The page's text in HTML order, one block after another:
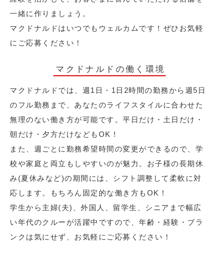
一緒に作りましょう。
マクドナルドはいつでもウェルカムです！ぜひお気軽
にご応募ください！
マクドナルドの働く環境
マクドナルドでは、週1日・1日2時間の勤務から週5日
のフル勤務まで、あなたのライフスタイルに合わせた
無理のない働き方が可能です。平日だけ・土日だけ・
朝だけ・夕方だけなどもOK！
また、週ごとに勤務希望時間の変更ができるので、学
校や家庭と両立もしやすいのが魅力。お子様の長期休
み(夏休みなど)の期間には、シフト調整して柔軟に対
応します。もちろん固定的な働き方もOK！
学生から主婦(夫)、外国人、留学生、シニアまで幅広
い年代のクルーが活躍中ですので、年齢・経験・ブラ
ンクは気にせず、お気軽にご応募ください！